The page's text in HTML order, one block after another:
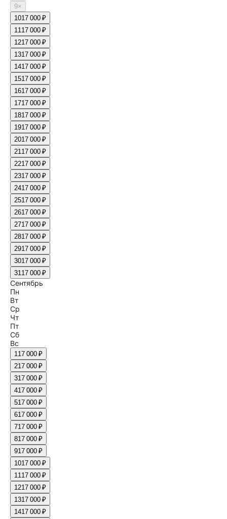
9×
1017 000 ₽
1117 000 ₽
1217 000 ₽
1317 000 ₽
1417 000 ₽
1517 000 ₽
1617 000 ₽
1717 000 ₽
1817 000 ₽
1917 000 ₽
2017 000 ₽
2117 000 ₽
2217 000 ₽
2317 000 ₽
2417 000 ₽
2517 000 ₽
2617 000 ₽
2717 000 ₽
2817 000 ₽
2917 000 ₽
3017 000 ₽
3117 000 ₽
Сентябрь
Пн
Вт
Ср
Чт
Пт
Сб
Вс
117 000 ₽
217 000 ₽
317 000 ₽
417 000 ₽
517 000 ₽
617 000 ₽
717 000 ₽
817 000 ₽
917 000 ₽
1017 000 ₽
1117 000 ₽
1217 000 ₽
1317 000 ₽
1417 000 ₽